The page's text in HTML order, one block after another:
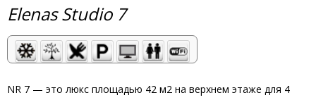
Elenas Studio 7
NR 7 — это люкс площадью 42 м2 на верхнем этаже для 4